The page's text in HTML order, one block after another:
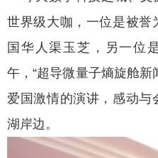
世界级大咖，一位是被誉
国华人渠玉芝，另一位
午，“超导微量子熵旋舱
爱国激情的演讲，感动与
湖岸边。